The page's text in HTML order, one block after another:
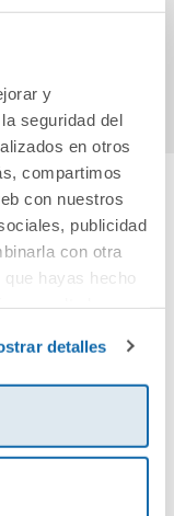
y
seguridad del
en otros
compartimos
con nuestros
publicidad
con otra
hayas hecho
detalles
app